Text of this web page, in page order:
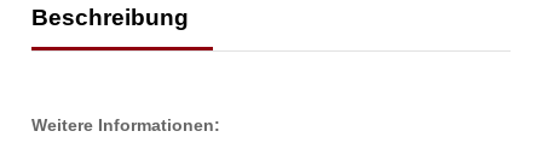
Beschreibung
Weitere Informationen: